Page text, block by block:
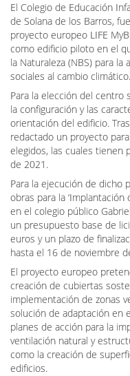
El Colegio de Educación
de Solana de los Barros,
proyecto europeo LIFE
como edificio piloto en el
la Naturaleza (NBS) para
sociales al cambio climático.
Para la elección del
la configuración y las
orientación del edificio.
redactado un proyecto
elegidos, las cuales tienen
de 2021.
Para la ejecución de dicho
obras para la
en el colegio público
un presupuesto base de
euros y un plazo de
hasta el 16 de noviembre
El proyecto europeo
creación de cubiertas
implementación de zonas
solución de adaptación en
planes de acción para la
ventilación natural y
como la creación de
edificios.